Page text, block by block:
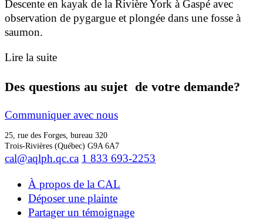
Descente en kayak de la Rivière York à Gaspé avec
observation de pygargue et plongée dans une fosse à
saumon.
Lire la suite
Des questions au sujet de votre demande?
Communiquer avec nous
25, rue des Forges, bureau 320
Trois-Rivières (Québec) G9A 6A7
cal@aqlph.qc.ca 1 833 693-2253
À propos de la CAL
Déposer une plainte
Partager un témoignage